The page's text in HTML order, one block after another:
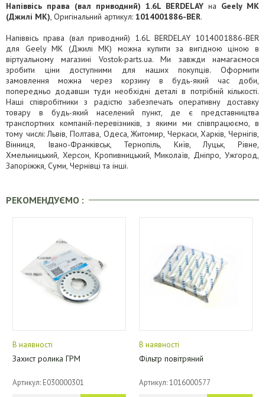
Напіввісь права (вал приводний) 1.6L BERDELAY на Geely MK
(Джилі МК), Оригінальний артикул: 1014001886-BER.
Напіввісь права (вал приводний) 1.6L BERDELAY 1014001886-BER
для Geely MK (Джилі МК) можна купити за вигідною ціною в
віртуальному магазині Vostok-parts.ua. Ми завжди намагаємося
зробити ціни доступними для наших покупців. Оформити
замовлення можна через корзину в будь-який час доби,
попередньо додавши туди необхідні деталі в потрібній кількості.
Наші співробітники з радістю забезпечать оперативну доставку
товару в будь-який населений пункт, де є представництва
транспортних компаній-перевізників, з якими ми співпрацюємо, в
тому числі: Львів, Полтава, Одеса, Житомир, Черкаси, Харків, Чернігів,
Вінниця, Івано-Франківськ, Тернопіль, Київ, Луцьк, Рівне,
Хмельницький, Херсон, Кропивницький, Миколаїв, Дніпро, Ужгород,
Запоріжжя, Суми, Чернівці та інші.
РЕКОМЕНДУЄМО :
В наявності
Захист ролика ГРМ
Артикул: E030000301
В наявності
Фільтр повітряний
Артикул: 1016000577